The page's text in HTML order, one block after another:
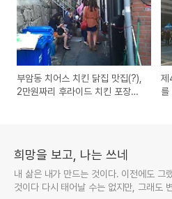
부암동 치어스 치킨 닭집 맛집(?),
2만원짜리 후라이드 치킨 포장주
제
를
희망을 보고, 나는 쓰네
내 삶은 내가 만드는 것이다. 이전에도 그
것이다 다시 태어날 수는 없지만, 그래도